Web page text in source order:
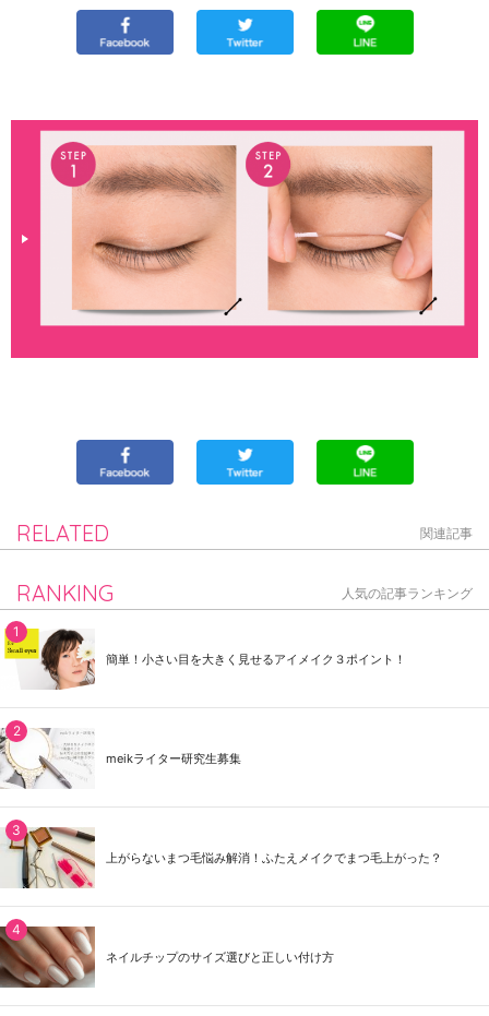
RELATED 関連記事
RANKING 人気の記事ランキング
簡単！小さい目を大きく見せるアイメイク３ポイント！
meikライター研究生募集
上がらないまつ毛悩み解消！ふたえメイクでまつ毛上がった？
ネイルチップのサイズ選びと正しい付け方